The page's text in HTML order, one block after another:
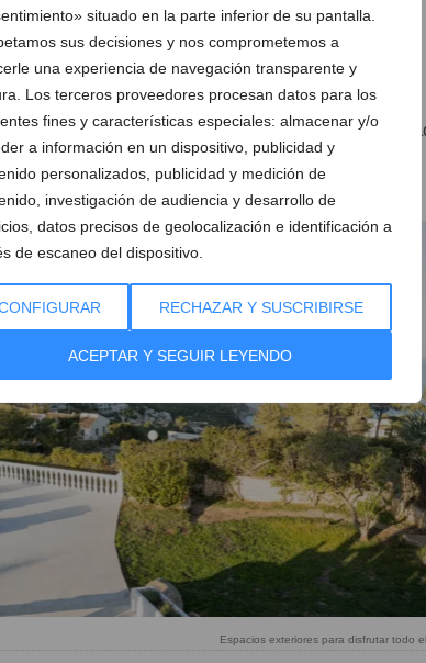
situado en la parte inferior de su pantalla.
sus decisiones y nos comprometemos a
una experiencia de navegación transparente y
Los terceros proveedores procesan datos para los
fines y características especiales: almacenar y/o
a información en un dispositivo, publicidad y
personalizados, publicidad y medición de
investigación de audiencia y desarrollo de
datos precisos de geolocalización e identificación a
de escaneo del dispositivo.
RECHAZAR Y SUSCRIBIRSE
ACEPTAR Y SEGUIR LEYENDO
contemporáneo, está amueblado con un sofá en
del entorno. Lostechos altos y la cuidada
a generar una sensación de amplitud y
ventanales permiten que la luz natural bañe
Espacios exteriores para disfrutar todo